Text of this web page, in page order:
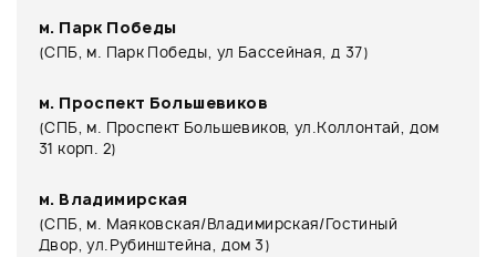
м. Парк Победы
(СПБ, м. Парк Победы, ул Бассейная, д 37)
м. Проспект Большевиков
(СПБ, м. Проспект Большевиков, ул.Коллонтай, дом
31 корп. 2)
м. Владимирская
(СПБ, м. Маяковская/Владимирская/Гостиный
Двор, ул.Рубинштейна, дом 3)